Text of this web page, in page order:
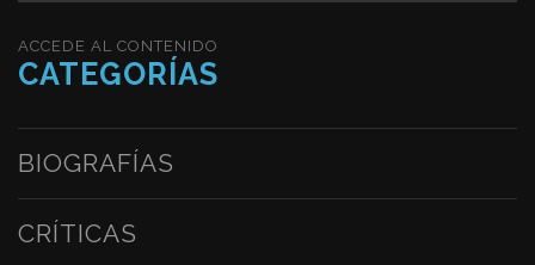
ACCEDE AL CONTENIDO
CATEGORÍAS
BIOGRAFÍAS
CRÍTICAS